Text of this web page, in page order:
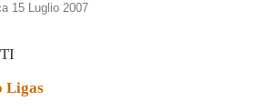
15 Luglio 2007
Ligas